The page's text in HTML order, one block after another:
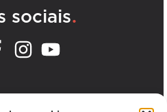
sociais.
escritórios .